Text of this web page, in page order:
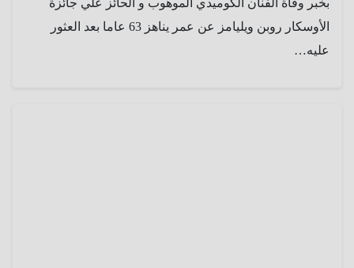
بخبر وفاة الفنان الكوميدي الموهوب و الحائز علي جائزة
الأوسكار روبن ويليامز عن عمر يناهز 63 عاما بعد العثور
عليه…